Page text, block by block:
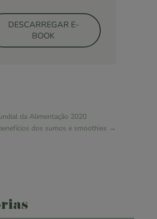
DESCARREGAR E-
BOOK
da Alimentação 2020
dos sumos e smoothies →